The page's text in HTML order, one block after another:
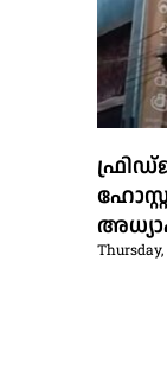
Thursday,